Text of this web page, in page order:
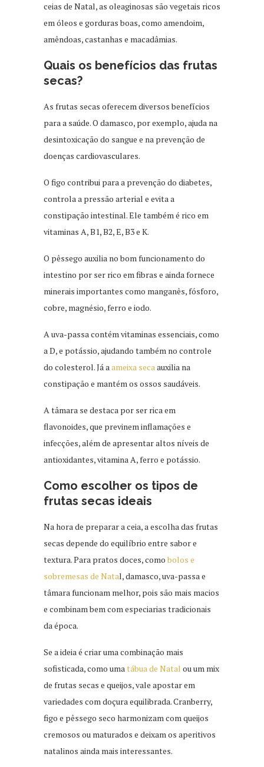
ceias de Natal, as oleaginosas são vegetais ricos
em óleos e gorduras boas, como amendoim,
amêndoas, castanhas e macadâmias.
Quais os benefícios das frutas
secas?
As frutas secas oferecem diversos benefícios
para a saúde. O damasco, por exemplo, ajuda na
desintoxicação do sangue e na prevenção de
doenças cardiovasculares.
O figo contribui para a prevenção do diabetes,
controla a pressão arterial e evita a
constipação intestinal. Ele também é rico em
vitaminas A, B1, B2, E, B3 e K.
O pêssego auxilia no bom funcionamento do
intestino por ser rico em fibras e ainda fornece
minerais importantes como manganês, fósforo,
cobre, magnésio, ferro e iodo.
A uva-passa contém vitaminas essenciais, como
a D, e potássio, ajudando também no controle
do colesterol. Já aameixa secaauxilia na
constipação e mantém os ossos saudáveis.
A tâmara se destaca por ser rica em
flavonoides, que previnem inflamações e
infecções, além de apresentar altos níveis de
antioxidantes, vitamina A, ferro e potássio.
Como escolher os tipos de
frutas secas ideais
Na hora de preparar a ceia, a escolha das frutas
secas depende do equilíbrio entre sabor e
textura. Para pratos doces, como bolos e
sobremesas de Natal, damasco, uva-passa e
tâmara funcionam melhor, pois são mais macios
e combinam bem com especiarias tradicionais
da época.
Se a ideia é criar uma combinação mais
sofisticada, como umatábua de Natal ou um mix
de frutas secas e queijos, vale apostar em
variedades com doçura equilibrada. Cranberry,
figo e pêssego seco harmonizam com queijos
cremosos ou maturados e deixam os aperitivos
natalinos ainda mais interessantes.